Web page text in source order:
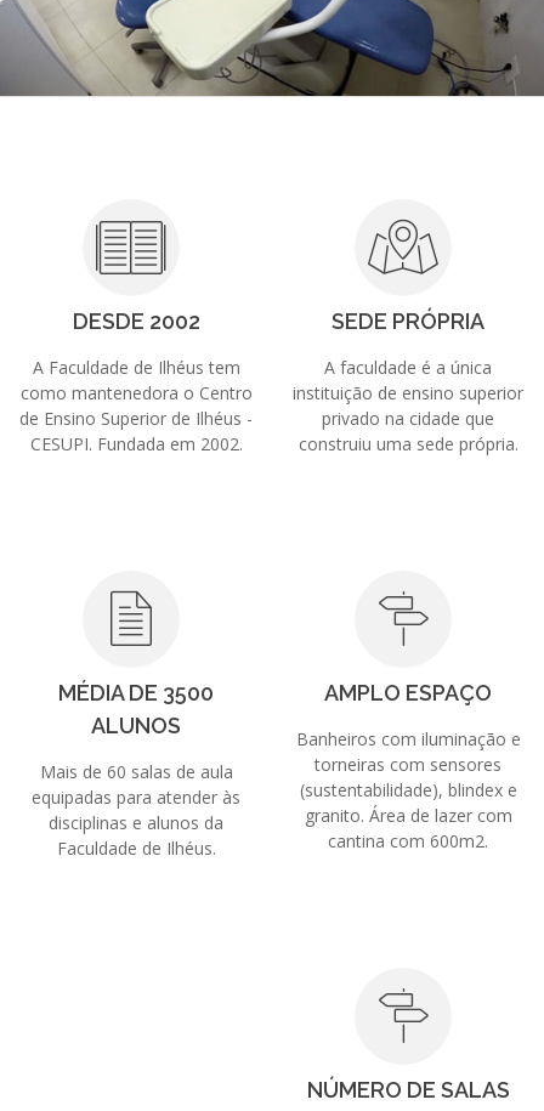
DESDE 2002
A Faculdade de Ilhéus tem
como mantenedora o Centro
de Ensino Superior de Ilhéus -
CESUPI. Fundada em 2002.
SEDE PRÓPRIA
A faculdade é a única
instituição de ensino superior
privado na cidade que
construiu uma sede própria.
MÉDIA DE 3500
ALUNOS
Mais de 60 salas de aula
equipadas para atender às
disciplinas e alunos da
Faculdade de Ilhéus.
AMPLO ESPAÇO
Banheiros com iluminação e
torneiras com sensores
(sustentabilidade), blindex e
granito. Área de lazer com
cantina com 600m2.
NÚMERO DE SALAS